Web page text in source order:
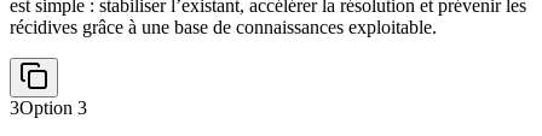
est simple : stabiliser l’existant, accélérer la résolution et prévenir les
récidives grâce à une base de connaissances exploitable.
3Option 3